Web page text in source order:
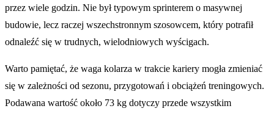
przez wiele godzin. Nie był typowym sprinterem o masywnej
budowie, lecz raczej wszechstronnym szosowcem, który potrafił
odnaleźć się w trudnych, wielodniowych wyścigach.
Warto pamiętać, że waga kolarza w trakcie kariery mogła zmieniać
się w zależności od sezonu, przygotowań i obciążeń treningowych.
Podawana wartość około 73 kg dotyczy przede wszystkim